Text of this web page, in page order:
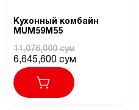
Кухонный комбайн
MUM59M55
11,076,000 сум
6,645,600 сум